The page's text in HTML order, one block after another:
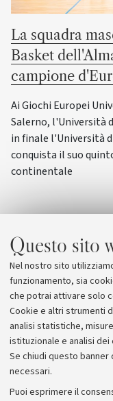
Questo sito
Nel nostro sito
funzionamento, sia
che potrai attivare solo
Cookie e altri strumenti
analisi statistiche,
istituzionale e analisi
Se chiudi questo
necessari.
Puoi esprimere il
La squadra
Basket
campione
Ai Giochi Europei
Salerno, l'Università
in finale l'Università
conquista il suo
continentale